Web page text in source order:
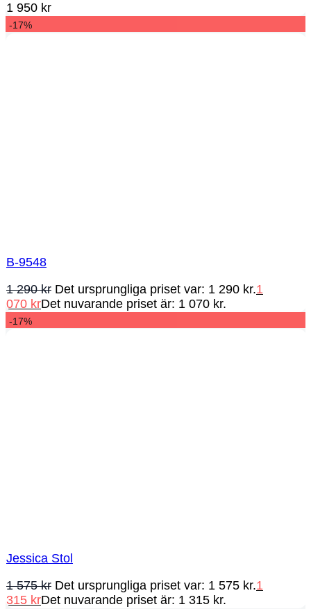
1 950 kr
-17%
B-9548
1 290kr Det ursprungliga priset var: 1 290 kr.1
070 krDet nuvarande priset är: 1 070 kr.
-17%
Jessica Stol
1 575kr Det ursprungliga priset var: 1 575 kr.1
315 krDet nuvarande priset är: 1 315 kr.